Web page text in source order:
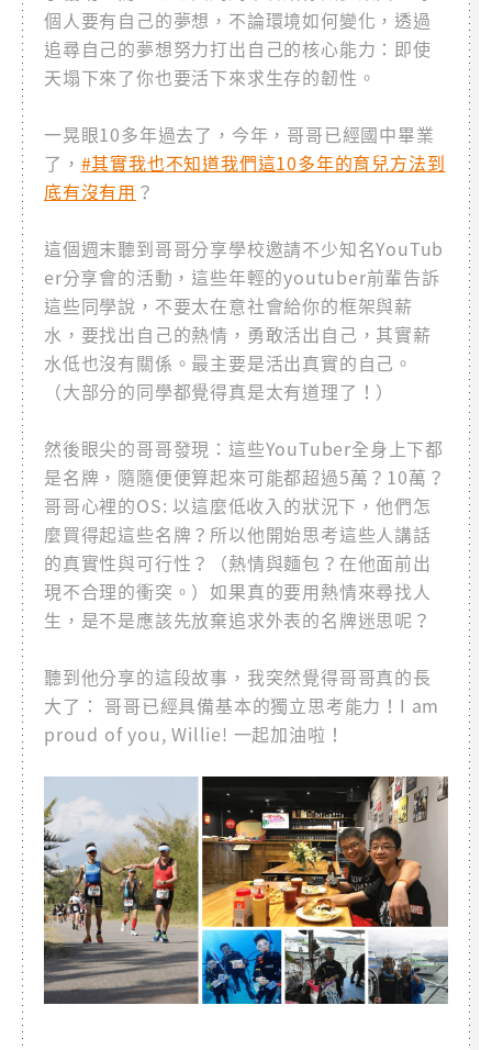
個人要有自己的夢想，不論環境如何變化，透過
追尋自己的夢想努力打出自己的核心能力：即使
天塌下來了你也要活下來求生存的韌性。
一晃眼10多年過去了，今年，哥哥已經國中畢業
了， #其實我也不知道我們這10多年的育兒方法到
底有沒有用 ？
這個週末聽到哥哥分享學校邀請不少知名YouTub
er分享會的活動，這些年輕的youtuber前輩告訴
這些同學說，不要太在意社會給你的框架與薪
水，要找出自己的熱情，勇敢活出自己，其實薪
水低也沒有關係。最主要是活出真實的自己。
（大部分的同學都覺得真是太有道理了！）
然後眼尖的哥哥發現：這些YouTuber全身上下都
是名牌，隨隨便便算起來可能都超過5萬？10萬？
哥哥心裡的OS: 以這麼低收入的狀況下，他們怎
麼買得起這些名牌？所以他開始思考這些人講話
的真實性與可行性？（熱情與麵包？在他面前出
現不合理的衝突。）如果真的要用熱情來尋找人
生，是不是應該先放棄追求外表的名牌迷思呢？
聽到他分享的這段故事，我突然覺得哥哥真的長
大了： 哥哥已經具備基本的獨立思考能力！I am
proud of you, Willie! 一起加油啦！